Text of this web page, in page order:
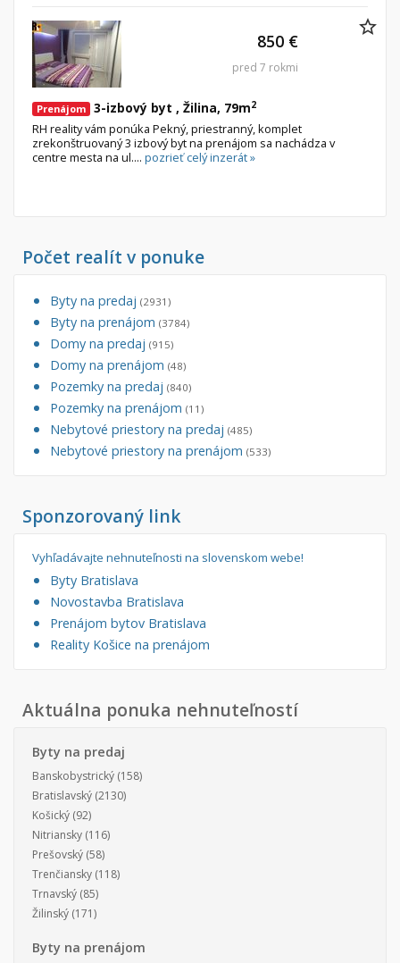
Prenájom 3-izbový byt , Žilina, 79m2
RH reality vám ponúka Pekný, priestranný, komplet
zrekonštruovaný 3 izbový byt na prenájom sa nachádza v
centre mesta na ul.... pozrieť celý inzerát »
850 €
pred 7 rokmi
Počet realít v ponuke
Byty na predaj (2931)
Byty na prenájom (3784)
Domy na predaj (915)
Domy na prenájom (48)
Pozemky na predaj (840)
Pozemky na prenájom (11)
Nebytové priestory na predaj (485)
Nebytové priestory na prenájom (533)
Sponzorovaný link
Vyhľadávajte nehnuteľnosti na slovenskom webe!
Byty Bratislava
Novostavba Bratislava
Prenájom bytov Bratislava
Reality Košice na prenájom
Aktuálna ponuka nehnuteľností
Byty na predaj
Banskobystrický (158)
Bratislavský (2130)
Košický (92)
Nitriansky (116)
Prešovský (58)
Trenčiansky (118)
Trnavský (85)
Žilinský (171)
Byty na prenájom